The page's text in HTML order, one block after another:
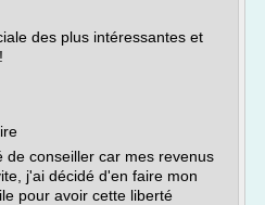
des plus intéressantes et
de conseiller car mes revenus
j'ai décidé d'en faire mon
pour avoir cette liberté